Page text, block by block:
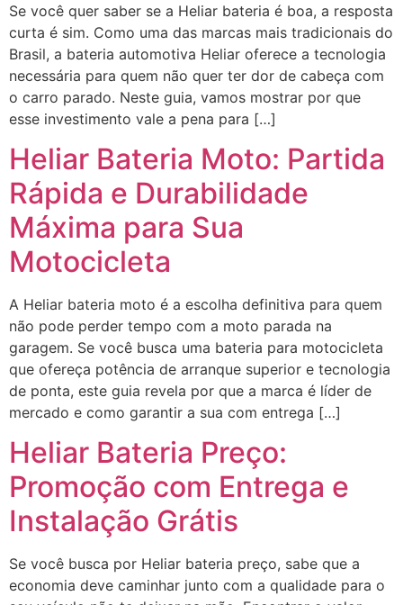
Se você quer saber se a Heliar bateria é boa, a resposta
curta é sim. Como uma das marcas mais tradicionais do
Brasil, a bateria automotiva Heliar oferece a tecnologia
necessária para quem não quer ter dor de cabeça com
o carro parado. Neste guia, vamos mostrar por que
esse investimento vale a pena para […]
Heliar Bateria Moto: Partida
Rápida e Durabilidade
Máxima para Sua
Motocicleta
A Heliar bateria moto é a escolha definitiva para quem
não pode perder tempo com a moto parada na
garagem. Se você busca uma bateria para motocicleta
que ofereça potência de arranque superior e tecnologia
de ponta, este guia revela por que a marca é líder de
mercado e como garantir a sua com entrega […]
Heliar Bateria Preço:
Promoção com Entrega e
Instalação Grátis
Se você busca por Heliar bateria preço, sabe que a
economia deve caminhar junto com a qualidade para o